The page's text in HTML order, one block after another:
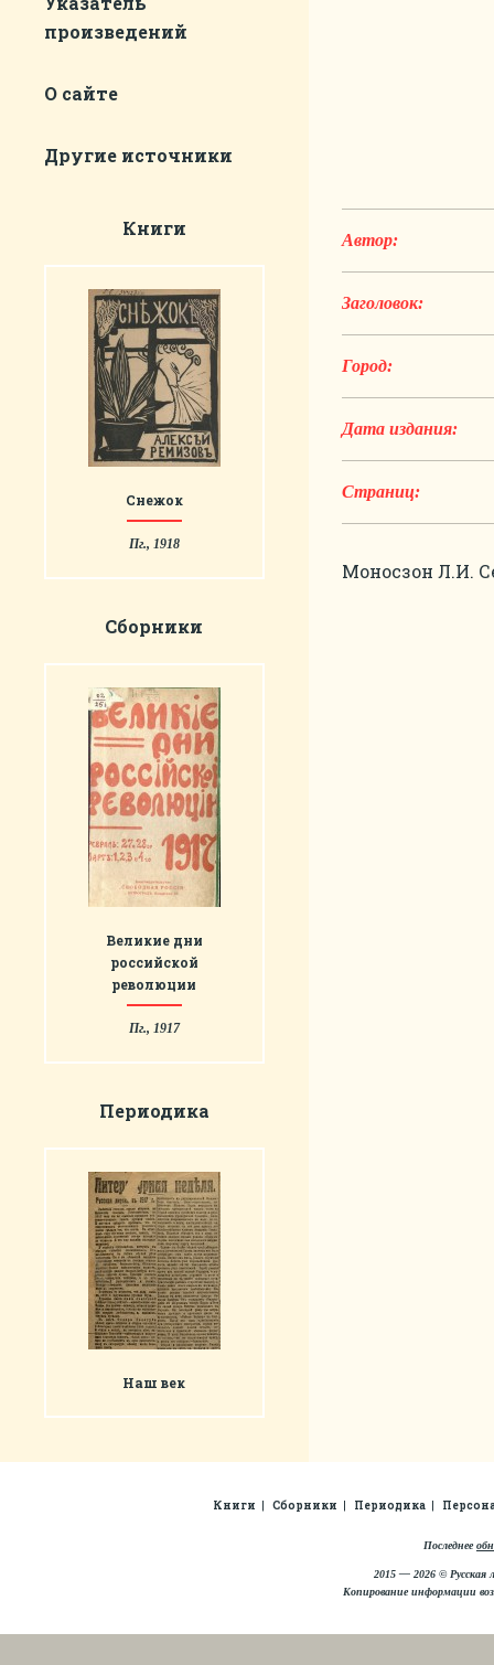
произведений
О сайте
Другие источники
Книги
Снежок
Пг., 1918
Сборники
Великие дни
российской
революции
Пг., 1917
Периодика
Наш век
Автор:
Заголовок:
Город:
Дата издания:
Страниц:
Моносзон Л.И.
Книги Сборники Периодика
Последнее
2015 — 2026 © Русская
Копирование информации